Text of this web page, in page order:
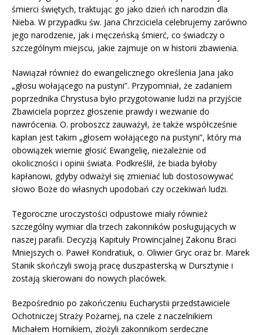
śmierci świętych, traktując go jako dzień ich narodzin dla
Nieba. W przypadku św. Jana Chrzciciela celebrujemy zarówno
jego narodzenie, jak i męczeńską śmierć, co świadczy o
szczególnym miejscu, jakie zajmuje on w historii zbawienia.
Nawiązał również do ewangelicznego określenia Jana jako
„głosu wołającego na pustyni”. Przypomniał, że zadaniem
poprzednika Chrystusa było przygotowanie ludzi na przyjście
Zbawiciela poprzez głoszenie prawdy i wezwanie do
nawrócenia. O. proboszcz zauważył, że także współcześnie
kapłan jest takim „głosem wołającego na pustyni”, który ma
obowiązek wiernie głosić Ewangelię, niezależnie od
okoliczności i opinii świata. Podkreślił, że biada byłoby
kapłanowi, gdyby odważył się zmieniać lub dostosowywać
słowo Boże do własnych upodobań czy oczekiwań ludzi.
Tegoroczne uroczystości odpustowe miały również
szczególny wymiar dla trzech zakonników posługujących w
naszej parafii. Decyzją Kapituły Prowincjalnej Zakonu Braci
Mniejszych o. Paweł Kondratiuk, o. Oliwier Gryc oraz br. Marek
Stanik skończyli swoją pracę duszpasterską w Dursztynie i
zostają skierowani do nowych placówek.
Bezpośrednio po zakończeniu Eucharystii przedstawiciele
Ochotniczej Straży Pożarnej, na czele z naczelnikiem
Michałem Hornikiem, złożyli zakonnikom serdeczne